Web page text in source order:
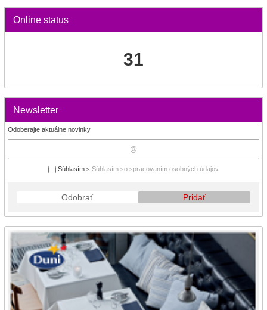
Online status
31
Newsletter
Odoberajte aktuálne novinky
Súhlasím s Súhlasím so spracovaním osobných údajov
Odobrať Pridať